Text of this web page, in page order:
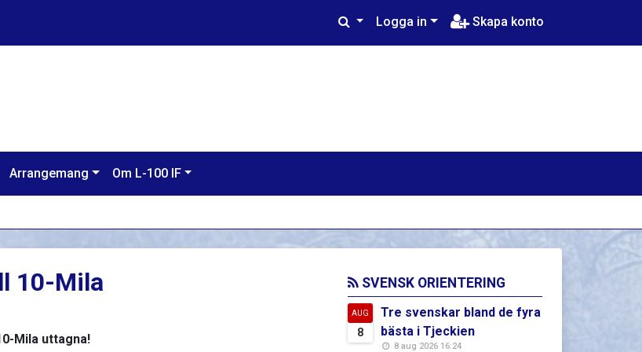
Logga in Skapa konto
Arrangemang Om L-100 IF
10-Mila
Mila uttagna!
SVENSK ORIENTERING
AUG
8
Tre svenskar bland de fyra
bästa i Tjeckien
8 aug 2026 16:24